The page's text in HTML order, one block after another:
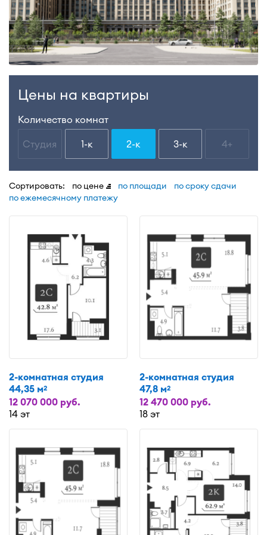
Цены на квартиры
Количество комнат
Студия 1-к 2-к 3-к 4+
Сортировать: по цене по площади
по сроку сдачи
по ежемесячному платежу
2-комнатная студия
44,35 м2
12 070 000 руб.
14 эт
2-комнатная студия
47,8 м2
12 470 000 руб.
18 эт